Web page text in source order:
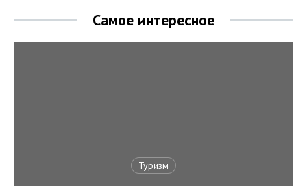
Самое интересное
Туризм